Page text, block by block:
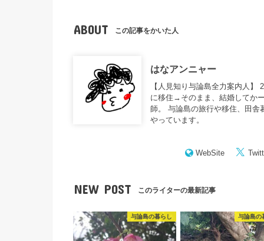
ABOUT この記事をかいた人
はなアンニャー
【人見知り与論島全力案内人
に移住→そのまま、結婚してか
師。 与論島の旅行や移住、田舎
やっています。
WebSite
NEW POST このライターの最新記事
与論島の暮らし 与論島の